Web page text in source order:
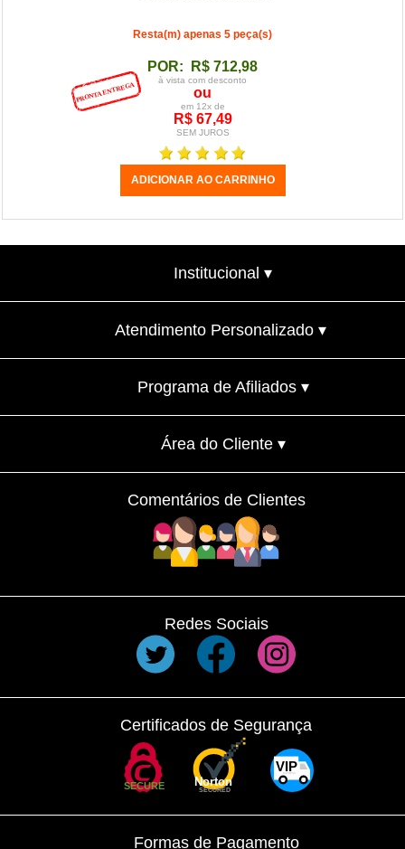
Resta(m) apenas 5 peça(s)
POR: R$ 712,98
à vista com desconto
ou
em 12x de
R$ 67,49
SEM JUROS
Institucional ▾
Atendimento Personalizado ▾
Programa de Afiliados ▾
Área do Cliente ▾
Comentários de Clientes
Redes Sociais
Certificados de Segurança
SECURE Norton
SECURED
VIP
Formas de Pagamento